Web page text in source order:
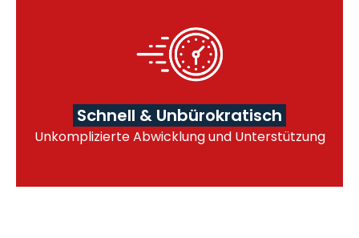
Schnell & Unbürokratisch
Unkomplizierte Abwicklung und Unterstützung